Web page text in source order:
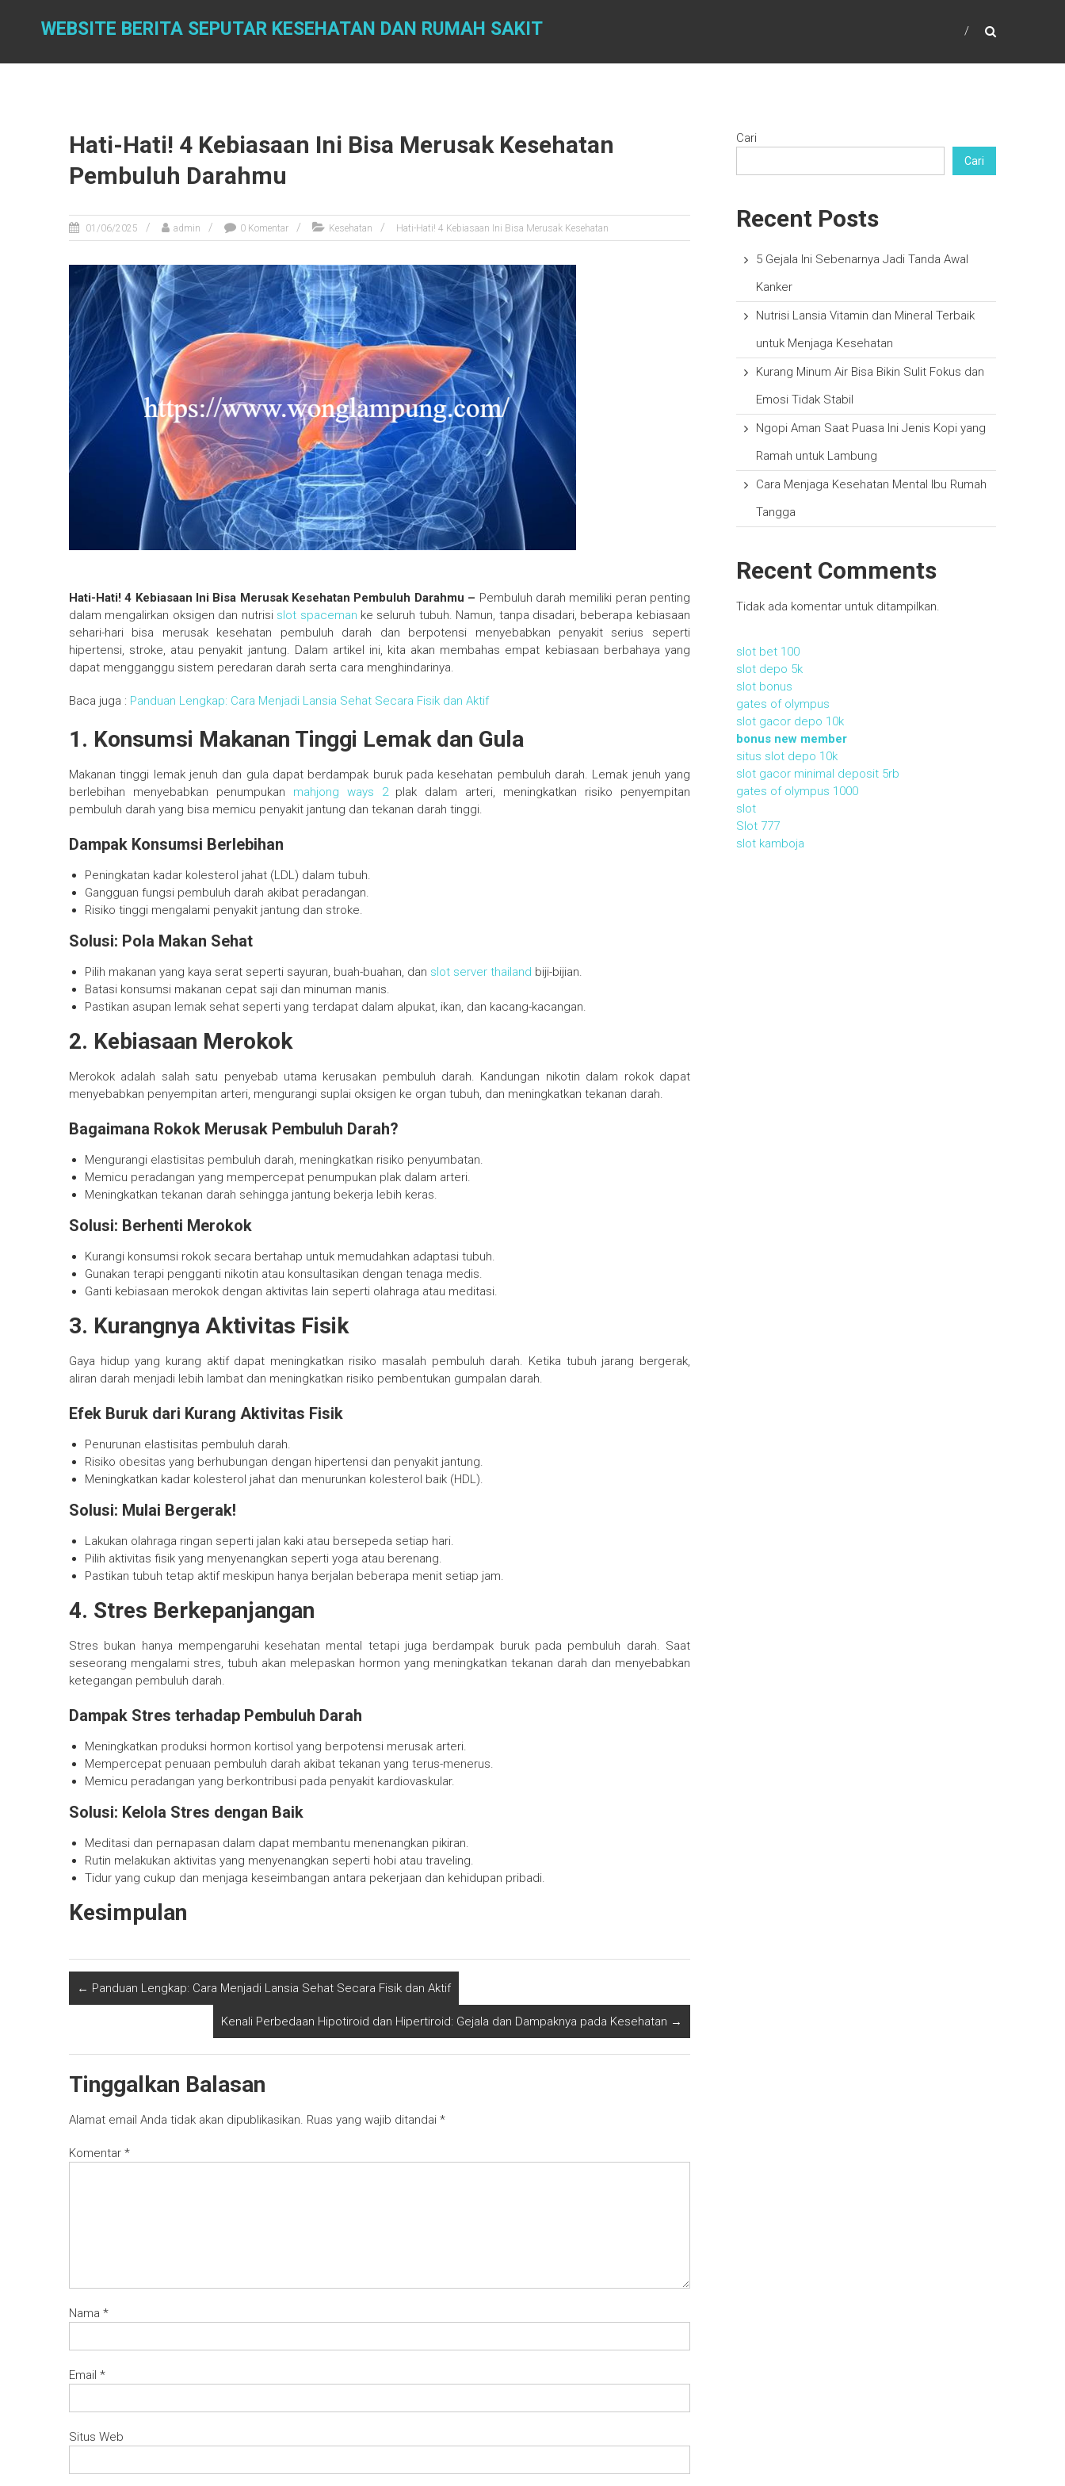
WEBSITE BERITA SEPUTAR KESEHATAN DAN RUMAH SAKIT
Hati-Hati! 4 Kebiasaan Ini Bisa Merusak Kesehatan
Pembuluh Darahmu
01/06/2025 admin 0 Komentar Kesehatan Hati-Hati! 4 Kebiasaan Ini Bisa Merusak Kesehatan
Hati-Hati! 4 Kebiasaan Ini Bisa Merusak Kesehatan Pembuluh Darahmu – Pembuluh darah memiliki peran penting
dalam mengalirkan oksigen dan nutrisi slot spaceman ke seluruh tubuh. Namun, tanpa disadari, beberapa kebiasaan
sehari-hari bisa merusak kesehatan pembuluh darah dan berpotensi menyebabkan penyakit serius seperti
hipertensi, stroke, atau penyakit jantung. Dalam artikel ini, kita akan membahas empat kebiasaan berbahaya yang
dapat mengganggu sistem peredaran darah serta cara menghindarinya.
Baca juga : Panduan Lengkap: Cara Menjadi Lansia Sehat Secara Fisik dan Aktif
1. Konsumsi Makanan Tinggi Lemak dan Gula
Makanan tinggi lemak jenuh dan gula dapat berdampak buruk pada kesehatan pembuluh darah. Lemak jenuh yang
berlebihan menyebabkan penumpukan mahjong ways 2plak dalam arteri, meningkatkan risiko penyempitan
pembuluh darah yang bisa memicu penyakit jantung dan tekanan darah tinggi.
Dampak Konsumsi Berlebihan
Peningkatan kadar kolesterol jahat (LDL) dalam tubuh.
Gangguan fungsi pembuluh darah akibat peradangan.
Risiko tinggi mengalami penyakit jantung dan stroke.
Solusi: Pola Makan Sehat
Pilih makanan yang kaya serat seperti sayuran, buah-buahan, dan slot server thailand biji-bijian.
Batasi konsumsi makanan cepat saji dan minuman manis.
Pastikan asupan lemak sehat seperti yang terdapat dalam alpukat, ikan, dan kacang-kacangan.
2. Kebiasaan Merokok
Merokok adalah salah satu penyebab utama kerusakan pembuluh darah. Kandungan nikotin dalam rokok dapat
menyebabkan penyempitan arteri, mengurangi suplai oksigen ke organ tubuh, dan meningkatkan tekanan darah.
Bagaimana Rokok Merusak Pembuluh Darah?
Mengurangi elastisitas pembuluh darah, meningkatkan risiko penyumbatan.
Memicu peradangan yang mempercepat penumpukan plak dalam arteri.
Meningkatkan tekanan darah sehingga jantung bekerja lebih keras.
Solusi: Berhenti Merokok
Kurangi konsumsi rokok secara bertahap untuk memudahkan adaptasi tubuh.
Gunakan terapi pengganti nikotin atau konsultasikan dengan tenaga medis.
Ganti kebiasaan merokok dengan aktivitas lain seperti olahraga atau meditasi.
3. Kurangnya Aktivitas Fisik
Gaya hidup yang kurang aktif dapat meningkatkan risiko masalah pembuluh darah. Ketika tubuh jarang bergerak,
aliran darah menjadi lebih lambat dan meningkatkan risiko pembentukan gumpalan darah.
Efek Buruk dari Kurang Aktivitas Fisik
Penurunan elastisitas pembuluh darah.
Risiko obesitas yang berhubungan dengan hipertensi dan penyakit jantung.
Meningkatkan kadar kolesterol jahat dan menurunkan kolesterol baik (HDL).
Solusi: Mulai Bergerak!
Lakukan olahraga ringan seperti jalan kaki atau bersepeda setiap hari.
Pilih aktivitas fisik yang menyenangkan seperti yoga atau berenang.
Pastikan tubuh tetap aktif meskipun hanya berjalan beberapa menit setiap jam.
4. Stres Berkepanjangan
Stres bukan hanya mempengaruhi kesehatan mental tetapi juga berdampak buruk pada pembuluh darah. Saat
seseorang mengalami stres, tubuh akan melepaskan hormon yang meningkatkan tekanan darah dan menyebabkan
ketegangan pembuluh darah.
Dampak Stres terhadap Pembuluh Darah
Meningkatkan produksi hormon kortisol yang berpotensi merusak arteri.
Mempercepat penuaan pembuluh darah akibat tekanan yang terus-menerus.
Memicu peradangan yang berkontribusi pada penyakit kardiovaskular.
Solusi: Kelola Stres dengan Baik
Meditasi dan pernapasan dalam dapat membantu menenangkan pikiran.
Rutin melakukan aktivitas yang menyenangkan seperti hobi atau traveling.
Tidur yang cukup dan menjaga keseimbangan antara pekerjaan dan kehidupan pribadi.
Kesimpulan
← Panduan Lengkap: Cara Menjadi Lansia Sehat Secara Fisik dan Aktif
Kenali Perbedaan Hipotiroid dan Hipertiroid: Gejala dan Dampaknya pada Kesehatan →
Tinggalkan Balasan
Alamat email Anda tidak akan dipublikasikan. Ruas yang wajib ditandai *
Komentar *
Nama *
Email *
Situs Web
Cari
Cari
Recent Posts
5 Gejala Ini Sebenarnya Jadi Tanda Awal
Kanker
Nutrisi Lansia Vitamin dan Mineral Terbaik
untuk Menjaga Kesehatan
Kurang Minum Air Bisa Bikin Sulit Fokus dan
Emosi Tidak Stabil
Ngopi Aman Saat Puasa Ini Jenis Kopi yang
Ramah untuk Lambung
Cara Menjaga Kesehatan Mental Ibu Rumah
Tangga
Recent Comments
Tidak ada komentar untuk ditampilkan.
slot bet 100
slot depo 5k
slot bonus
gates of olympus
slot gacor depo 10k
bonus new member
situs slot depo 10k
slot gacor minimal deposit 5rb
gates of olympus 1000
slot
Slot 777
slot kamboja